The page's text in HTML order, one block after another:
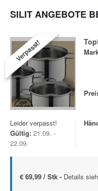
SILIT ANGEBOTE
Verpasst!
Leider verpasst!
Gültig: 21.09. -
22.09.
€ 69,99 / Stk - Details